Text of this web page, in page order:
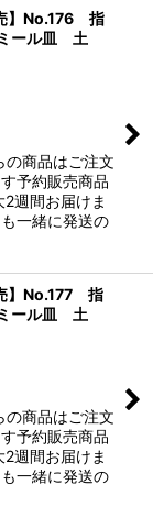
】No.176 指
ール皿 土
の商品はご注文
予約販売商品
週間お届けま
一緒に発送の
】No.177 指
ール皿 土
の商品はご注文
予約販売商品
週間お届けま
一緒に発送の